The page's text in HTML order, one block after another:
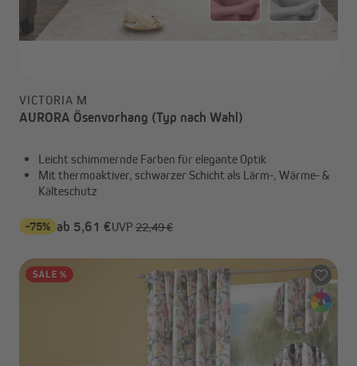
VICTORIA M
AURORA Ösenvorhang (Typ nach Wahl)
Leicht schimmernde Farben für elegante Optik
Mit thermoaktiver, schwarzer Schicht als Lärm-, Wärme- &
Kälteschutz
-75% ab 5,61 €UVP 22,49 €